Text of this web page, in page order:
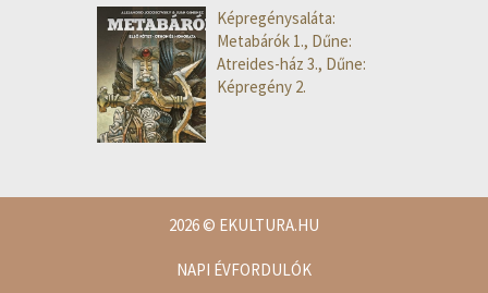
Képregénysaláta:
Metabárók 1., Dűne:
Atreides-ház 3., Dűne:
Képregény 2.
2026© EKULTURA.HU
NAPI ÉVFORDULÓK